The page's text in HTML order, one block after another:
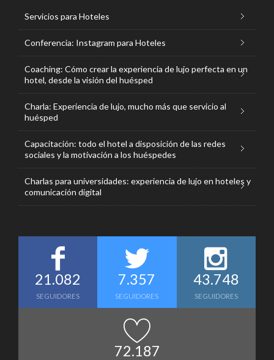
Servicios para Hoteles
Conferencia: Instagram para Hoteles
Coaching: Cómo crear la experiencia de lujo perfecta en un
hotel, desde la visión del huésped
Charla: Experiencia de lujo, mucho más que servicio al
huésped
Capacitación: todo el hotel a disposición de las redes
sociales y la motivación a los huéspedes
Charlas para universidades: experiencia de lujo en hoteles y
comunicación digital
21.082
SEGUIDORES
7.357
SEGUIDORES
43.748
SEGUIDORES
72.187